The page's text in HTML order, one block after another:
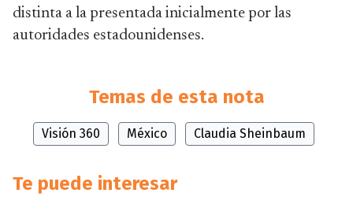
distinta a la presentada inicialmente por las
autoridades estadounidenses.
Temas de esta nota
Visión 360 México Claudia Sheinbaum
Te puede interesar